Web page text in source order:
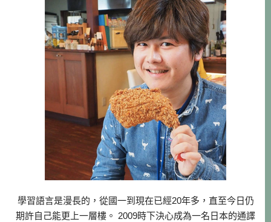
學習語言是漫長的，從國一到現在已經20年多，直至今日仍
期許自己能更上一層樓。 2009時下決心成為一名日本的通譯